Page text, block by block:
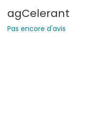
agCelerant
Pas encore d'avis